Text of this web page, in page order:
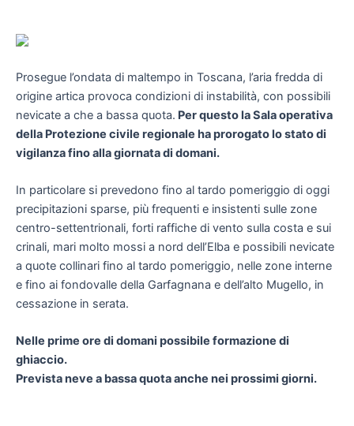
Prosegue l’ondata di maltempo in Toscana, l’aria fredda di
origine artica provoca condizioni di instabilità, con possibili
nevicate a che a bassa quota. Per questo la Sala operativa
della Protezione civile regionale ha prorogato lo stato di
vigilanza fino alla giornata di domani.
In particolare si prevedono fino al tardo pomeriggio di oggi
precipitazioni sparse, più frequenti e insistenti sulle zone
centro-settentrionali, forti raffiche di vento sulla costa e sui
crinali, mari molto mossi a nord dell’Elba e possibili nevicate
a quote collinari fino al tardo pomeriggio, nelle zone interne
e fino ai fondovalle della Garfagnana e dell’alto Mugello, in
cessazione in serata.
Nelle prime ore di domani possibile formazione di
ghiaccio.
Prevista neve a bassa quota anche nei prossimi giorni.